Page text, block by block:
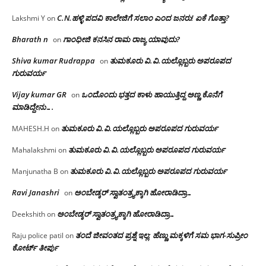
Lakshmi YonC.N.ಹಳ್ಳಿ ಪದವಿ ಕಾಲೇಜಿಗೆ ಸಲಾಂ‌ ಎಂದ ಜನರು! ಏಕೆ ಗೊತ್ತಾ?
Bharath n onಗಾಂಧೀಜಿ ಕನಸಿನ ರಾಮ ರಾಜ್ಯ ಯಾವುದು?
Shiva kumar Rudrappa on ತುಮಕೂರು‌ ವಿ.ವಿ.ಯಲ್ಲೊಬ್ಬರು ಅಪರೂಪದ
ಗುರುವರ್ಯ
Vijay kumar GR on ಒಂದೊಂದು ಭತ್ತದ ಕಾಳು ಹಾಯುತ್ತಿದ್ದ ಅಣ್ಣ ಕೊನೆಗೆ
ಮಾಡಿದ್ದೇನು….
MAHESH.H on ತುಮಕೂರು‌ ವಿ.ವಿ.ಯಲ್ಲೊಬ್ಬರು ಅಪರೂಪದ ಗುರುವರ್ಯ
Mahalakshmi on ತುಮಕೂರು‌ ವಿ.ವಿ.ಯಲ್ಲೊಬ್ಬರು ಅಪರೂಪದ ಗುರುವರ್ಯ
Manjunatha B on ತುಮಕೂರು‌ ವಿ.ವಿ.ಯಲ್ಲೊಬ್ಬರು ಅಪರೂಪದ ಗುರುವರ್ಯ
Ravi Janashri on ಅಂಬೇಡ್ಕರ್ ಸ್ವಾತಂತ್ರ್ಯಕ್ಕಾಗಿ ಹೋರಾಡಿದ್ರಾ…
Deekshithon ಅಂಬೇಡ್ಕರ್ ಸ್ವಾತಂತ್ರ್ಯಕ್ಕಾಗಿ ಹೋರಾಡಿದ್ರಾ…
Raju police patil on ತಂದೆ ಜೀವಂತದ ಪ್ರಶ್ನೆ ಇಲ್ಲ: ಹೆಣ್ಣು ಮಕ್ಕಳಿಗೆ ಸಮ ಭಾಗ-ಸುಪ್ರೀಂ
ಕೋರ್ಟ್ ತೀರ್ಪು